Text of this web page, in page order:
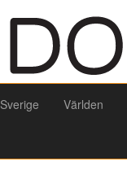
Sverige Världen